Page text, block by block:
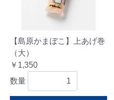
【島原かまぼこ】上あげ巻
（大）
￥1,350
数量